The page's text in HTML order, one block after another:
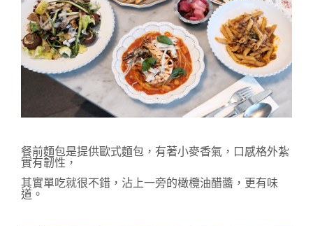
餐前麵包是提供歐式麵包，有著小麥香氣，口感格外紮
實有韌性，
其實單吃就很不錯，沾上一旁的橄欖油醋醬，更有味
道。